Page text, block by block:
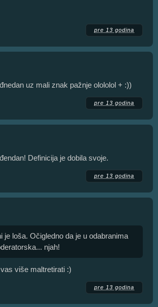
pre 13 godina
uz mali znak pažnje olololol + :))
pre 13 godina
Definicija je dobila svoje.
pre 13 godina
je loša. Očigledno da je u odabranima
njah!
više maltretirati :)
pre 13 godina